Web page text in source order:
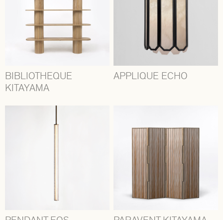
BIBLIOTHEQUE
KITAYAMA
APPLIQUE ECHO